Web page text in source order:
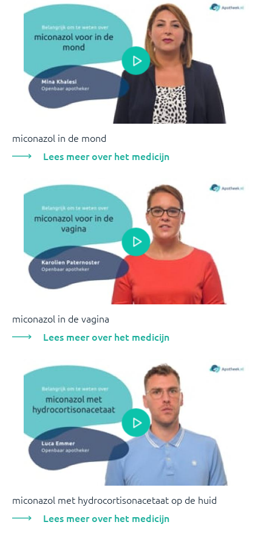
miconazol in de mond
Lees meer over het medicijn
miconazol in de vagina
Lees meer over het medicijn
miconazol met hydrocortisonacetaat op de huid
Lees meer over het medicijn